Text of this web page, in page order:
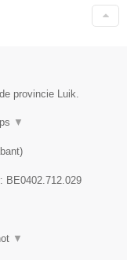
provincie Luik.
▼
)
BE0402.712.029
▼